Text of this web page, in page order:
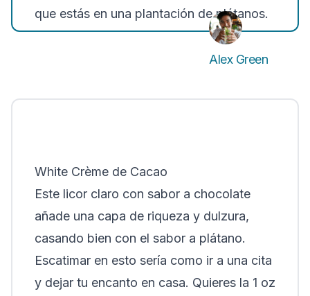
que estás en una plantación de plátanos.
Alex Green
White Crème de Cacao
Este licor claro con sabor a chocolate
añade una capa de riqueza y dulzura,
casando bien con el sabor a plátano.
Escatimar en esto sería como ir a una cita
y dejar tu encanto en casa. Quieres la 1 oz